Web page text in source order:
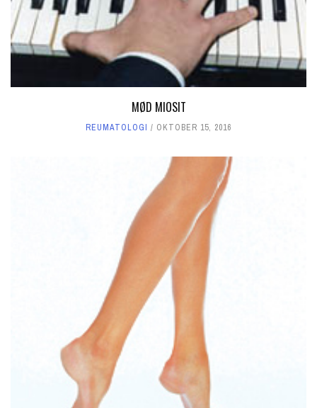
MØD MIOSIT
REUMATOLOGI OKTOBER 15, 2016